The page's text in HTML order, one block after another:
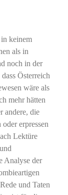
keinem
als in
noch in der
Österreich
wäre als
mehr hätten
andere, die
erpressen
Lektüre
Analyse der
und Taten